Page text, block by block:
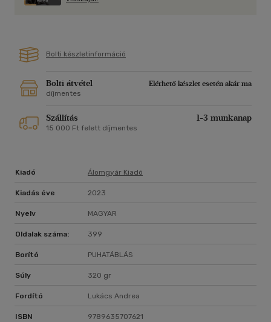
bestsellerszerző regénye a szörnyű első benyomásokról, a
"Abby Jimenez szavai olyanok, mint a varázspor... humort és
Hazelwood, New York Times bestsellerszerző
kapcsolatokról és az élet élvezetéről." -
Farrah Rochon, USA Today bestsellerszerző
Bolti készletinformáció
Bolti átvétel
Elérhető készlet esetén akár ma
díjmentes
Szállítás 1-3 munkanap
15 000 Ft felett díjmentes
Kiadó Álomgyár Kiadó
Kiadás éve 2023
Nyelv MAGYAR
Oldalak száma: 399
Borító PUHATÁBLÁS
Súly 320 gr
Fordító Lukács Andrea
ISBN 9789635707621